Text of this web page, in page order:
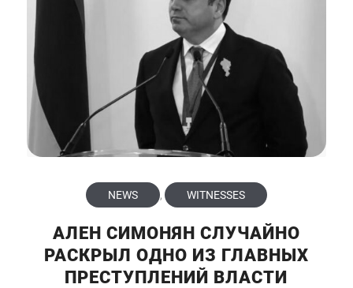
АЛЕН СИМОНЯН СЛУЧАЙНО
РАСКРЫЛ ОДНО ИЗ ГЛАВНЫХ
ПРЕСТУПЛЕНИЙ ВЛАСТИ
NEWS , WITNESSES